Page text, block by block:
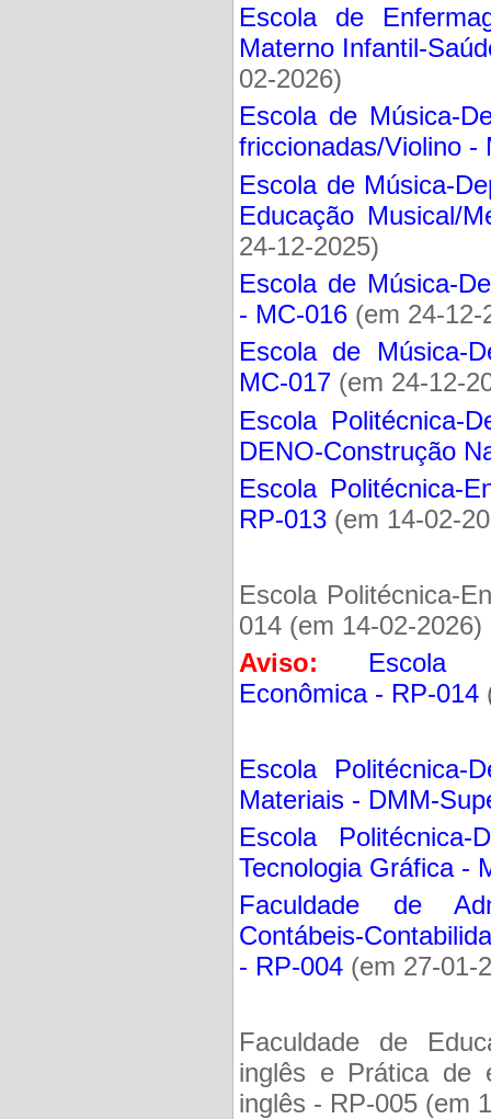
Escola de
Materno Infantil-
02-2026)
Escola de Música-
friccionadas/Violino -
Escola de Música-
Educação Musical/
24-12-2025)
Escola de Música-
- MC-016 (em 24-12-
Escola de Música-
MC-017 (em 24-12-
Escola Politécnica-
DENO-Construção
Escola Politécnica-
RP-013 (em 14-02-
Escola Politécnica-
014 (em 14-02-2026)
Aviso:
Escola
Econômica - RP-014
Escola Politécnica-
Materiais - DMM-
Escola
Tecnologia Gráfica -
Faculdade de
Contábeis-
- RP-004 (em 27-01-
Faculdade de
inglês e Prática de
inglês - RP-005 (em